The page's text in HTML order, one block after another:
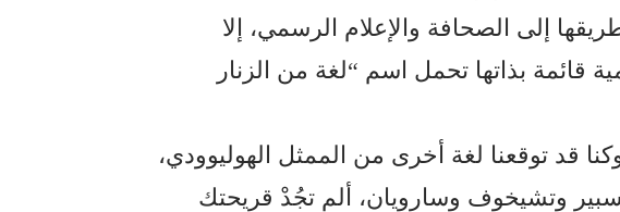
إلى الصحافة والإعلام الرسمي، إلا
قائمة بذاتها تحمل اسم “لغة من الزنار
قد توقعنا لغة أخرى من الممثل الهوليوودي،
وتشيخوف وسارويان، ألم تجُدْ قريحتك